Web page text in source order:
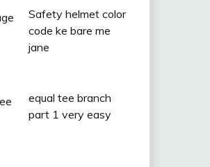
Safety helmet color
code ke bare me
jane
equal tee branch
part 1 very easy